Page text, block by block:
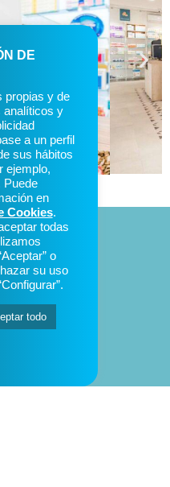
DE
propias y de
analíticos y
a un perfil
sus hábitos
ejemplo,
Puede
en
Cookies.
todas
o
su uso
todo